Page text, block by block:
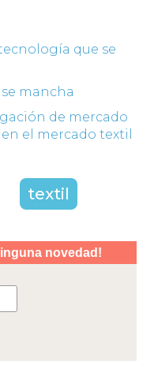
que se
mancha
de mercado
el mercado textil
textil